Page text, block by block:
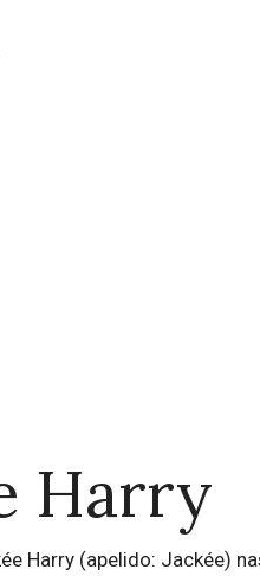
Harry
Harry (apelido: Jackée)